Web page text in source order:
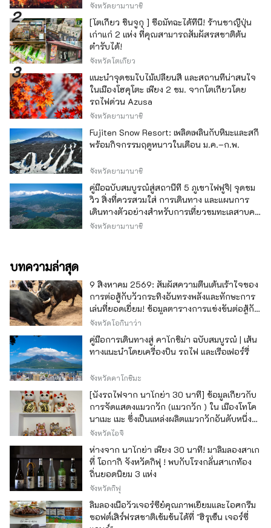
จังหวัดยามานาชิ
[โตเกียว ชินจูกุ ] ซื้อมัทฉะได้ที่นี่! ร้านชาญี่ปุ่น
เก่าแก่ 2 แห่ง ที่คุณสามารถสัมผัสรสชาติต้น
ตำรับได้!
จังหวัดโตเกียว
แนะนำจุดชมใบไม้เปลี่ยนสี และสถานที่น่าสนใจ
ในเมืองโฮคุโตะ เพียง 2 ชม. จากโตเกียวโดย
รถไฟด่วน Azusa
จังหวัดยามานาชิ
Fujiten Snow Resort: เพลิดเพลินกับหิมะและสกี
พร้อมกิจกรรมฤดูหนาวในเดือน ม.ค.–ก.พ.
จังหวัดยามานาชิ
คู่มือฉบับสมบูรณ์สู่สถานีที่ 5 ภูเขาไฟฟูจิ| จุดชม
วิว สิ่งที่ควรสวมใส่ การเดินทาง และแผนการ
เดินทางตัวอย่างสำหรับการเที่ยวชมทะเลสาบคา
วากุจิ
จังหวัดยามานาชิ
บทความล่าสุด
9 สิงหาคม 2569: สัมผัสความตื่นเต้นเร้าใจของ
การต่อสู้กับวัวกระทิงอันทรงพลังและทักษะการ
เล่นที่ยอดเยี่ยม! ข้อมูลตารางการแข่งขันต่อสู้กับ
วัวกระทิง โอกินาว่า
จังหวัดโอกินาว่า
คู่มือการเดินทางสู่ คาโกชิม่า ฉบับสมบูรณ์ | เส้น
ทางแนะนำโดยเครื่องบิน รถไฟ และเรือเฟอร์รี่
จังหวัดคาโกชิมะ
[นั่งรถไฟจาก นาโกย่า 30 นาที] ข้อมูลเกี่ยวกับ
การจัดแสดงแมวกวัก (แมวกวัก ) ใน เมืองโทโค
นาเมะ เมะ ซึ่งเป็นแหล่งผลิตแมวกวักอันดับหนึ่ง
ของญี่ปุ่น
จังหวัดไอจิ
ห่างจาก นาโกย่า เพียง 30 นาที! มาลิ้มลองสาเก
ที่ โอกากิ จังหวัดกิฟุ ! พบกับโรงกลั่นสาเกท้อง
ถิ่นยอดนิยม 3 แห่ง
จังหวัดกิฟุ
ลิ้มลองเนื้อวัวเจอร์ซีย์คุณภาพเยี่ยมและไอศกรีม
ซอฟต์เสิร์ฟรสชาติเข้มข้นได้ที่ "ฮิรุเซ็น เจอร์ซี่